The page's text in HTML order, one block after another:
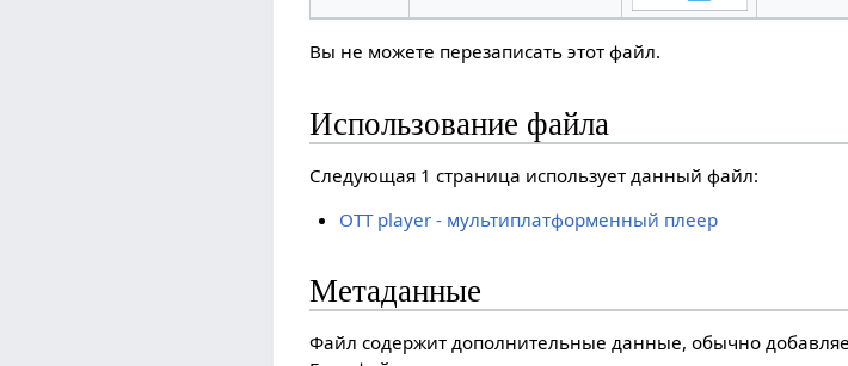
Вы не можете перезаписать этот файл.
Использование файла
Следующая 1 страница использует данный файл:
OTT player - мультиплатформенный плеер
Метаданные
Файл содержит дополнительные данные, обычно